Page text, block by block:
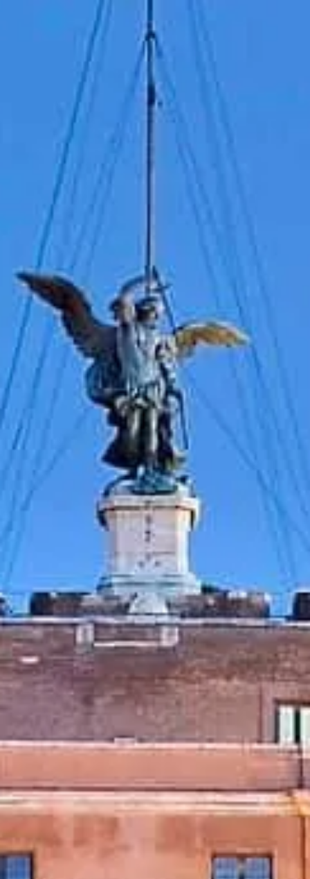
07:30 PM
Neděle, Srpen 9, 2026
Lungotevere Castello, 50, 00193 Řím, Itálie
Návštěvní hodiny Co vidět Historie Užitečné informace
Vstupenky
Castel Sant'Angelo: nejčastější dotazy
Vstupenky, přístup, focení a tipy pro hladkou návštěvu.